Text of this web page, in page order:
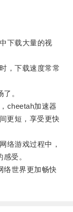
下载大量的视
，下载速度常常
。
cheetah加速器
更短，享受更快
游戏过程中，
受。
世界更加畅快